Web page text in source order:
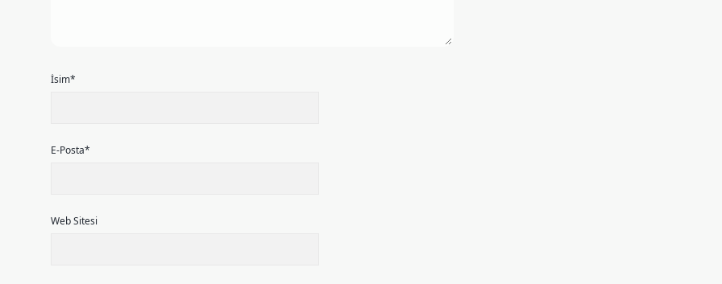
İsim*
E-Posta*
Web Sitesi